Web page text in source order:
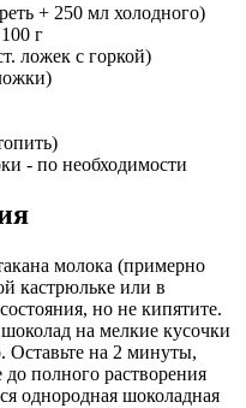
+ 250 мл холодного)
г
ложек с горкой)
- по необходимости
молока (примерно
кастрюльке или в
но не кипятите.
на мелкие кусочки
Оставьте на 2 минуты,
полного растворения
однородная шоколадная